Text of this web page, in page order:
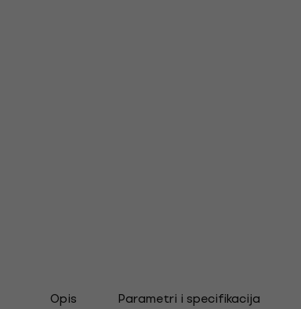
Opis Parametri i specifikacija